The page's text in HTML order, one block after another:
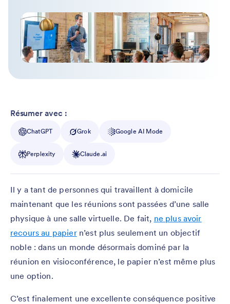
Résumer avec :
ChatGPT Grok Google AI Mode
Perplexity Claude.ai
Il y a tant de personnes qui travaillent à domicile
maintenant que les réunions sont passées d’une salle
physique à une salle virtuelle. De fait, ne plus avoir
recours au papiern’est plus seulement un objectif
noble : dans un monde désormais dominé par la
réunion en visioconférence, le papier n’est même plus
une option.
C’est finalement une excellente conséquence positive